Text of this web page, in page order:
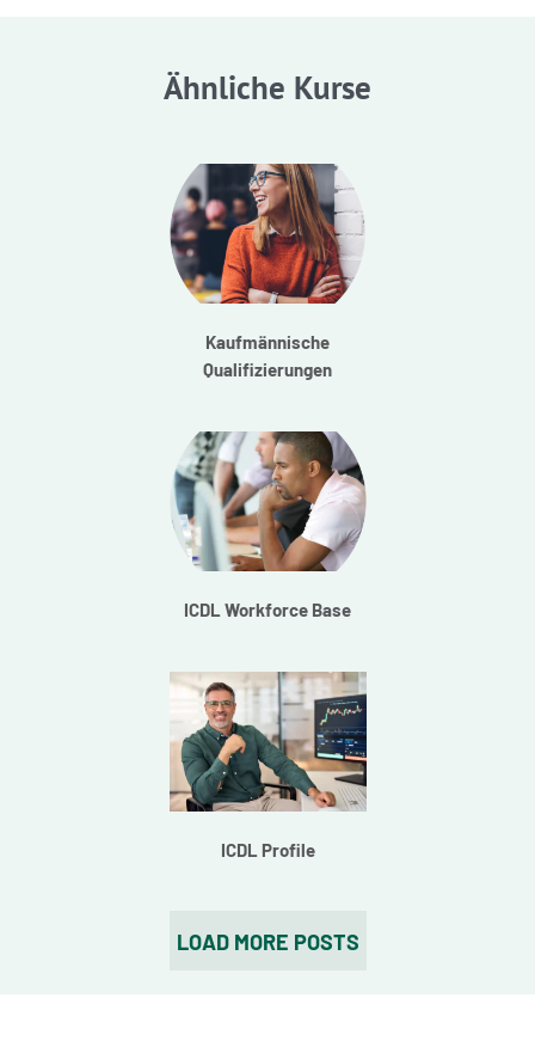
Ähnliche Kurse
Kaufmännische
Qualifizierungen
Kaufmännische
Qualifizierungen
ICDL Workforce
Base
ICDL Workforce Base
ICDL Profile
ICDL Profile
LOAD MORE POSTS